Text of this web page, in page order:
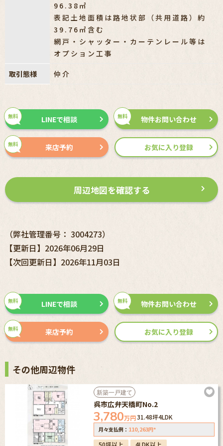
96.38㎡
表記土地面積は路地状部（共用道路）約
39.76㎡含む
網戸・シャッター・カーテンレール等は
オプション工事
取引態様 仲介
無料 物件お問い合わせ
無料 LINEで相談
無料 来店予約 お気に入り登録
周辺地図を確認する
（弊社管理番号： 3004273）
【更新日】2026年06月29日
【次回更新日】2026年11月03日
無料 物件お問い合わせ
無料 LINEで相談
無料 来店予約 お気に入り登録
その他周辺物件
新築一戸建て
呉市広弁天橋町No.2
3,780万円31.48坪4LDK
月々支払例： 110,263円*
50坪以上
4LDK以上